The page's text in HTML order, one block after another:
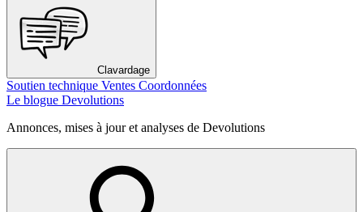
Clavardage
Soutien technique Ventes Coordonnées
Le blogue Devolutions
Annonces, mises à jour et analyses de Devolutions